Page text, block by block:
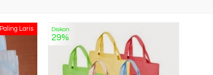
Paling Laris Diskon
29%